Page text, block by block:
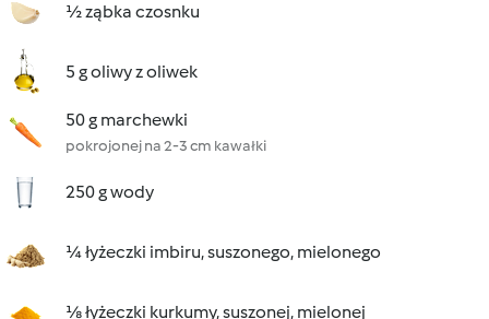
½ ząbka czosnku
5 g oliwy z oliwek
50 g marchewki
pokrojonej na 2-3 cm kawałki
250 g wody
¼ łyżeczki imbiru, suszonego, mielonego
⅛ łyżeczki kurkumy, suszonej, mielonej